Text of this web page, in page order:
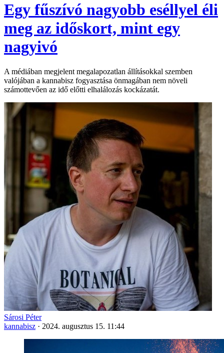
Egy fűszívó nagyobb eséllyel éli
meg az időskort, mint egy
nagyivó
A médiában megjelent megalapozatlan állításokkal szemben
valójában a kannabisz fogyasztása önmagában nem növeli
számottevően az idő előtti elhalálozás kockázatát.
Sárosi Péter
kannabisz · 2024. augusztus 15. 11:44